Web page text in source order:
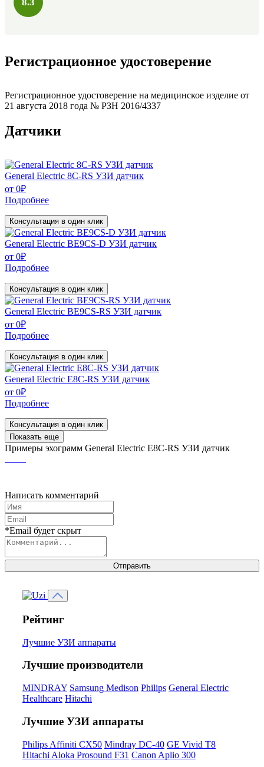
Регистрационное удостоверение
Регистрационное удостоверение на медицинское изделие от
21 августа 2018 года № РЗН 2016/4337
Датчики
General Electric 8C-RS УЗИ датчик
от 0₽
Подробнее
Консультация в один клик
General Electric BE9CS-D УЗИ датчик
от 0₽
Подробнее
Консультация в один клик
General Electric BE9CS-RS УЗИ датчик
от 0₽
Подробнее
Консультация в один клик
General Electric E8C-RS УЗИ датчик
от 0₽
Подробнее
Консультация в один клик
Показать еще
Примеры эхограмм General Electric E8C-RS УЗИ датчик
Написать комментарий
*Email будет скрыт
Отправить
Рейтинг
Лучшие УЗИ аппараты
Лучшие производители
MINDRAY Samsung Medison Philips General Electric
Healthcare Hitachi
Лучшие УЗИ аппараты
Philips Affiniti CX50 Mindray DC-40 GE Vivid T8
Hitachi Aloka Prosound F31 Canon Aplio 300